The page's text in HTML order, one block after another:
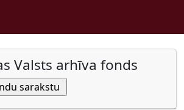
Valsts arhīva fonds